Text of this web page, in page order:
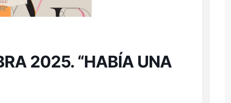
2025. “HABÍA UNA